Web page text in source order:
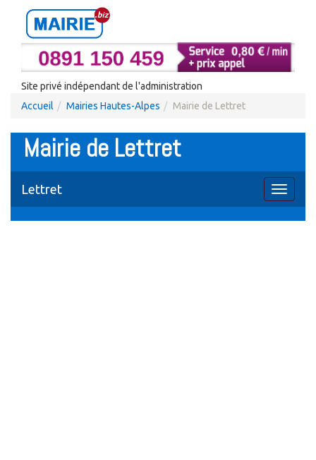
Site privé indépendant de l'administration
Accueil
Mairies Hautes-Alpes Mairie de Lettret
Mairie de Lettret
Toggle
Lettret